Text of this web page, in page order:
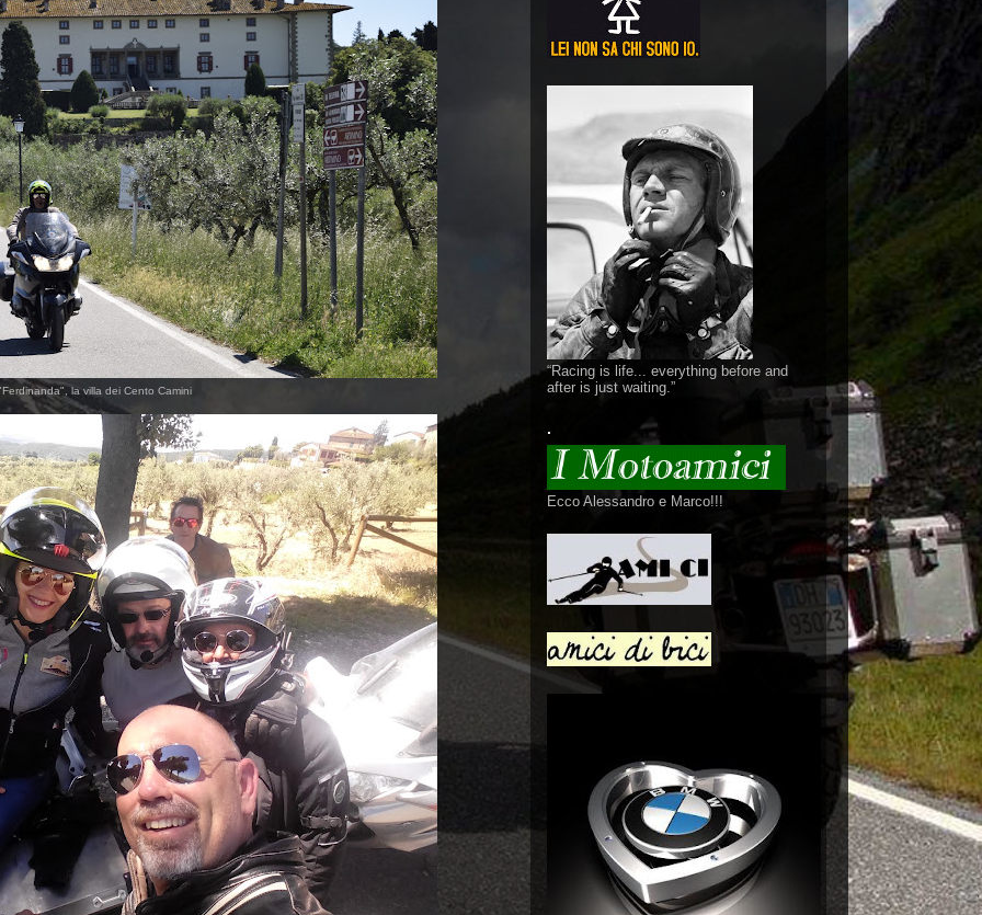
la villa dei Cento Camini
“Racing is life... everything before and
after is just waiting.”
.
Ecco Alessandro e Marco!!!